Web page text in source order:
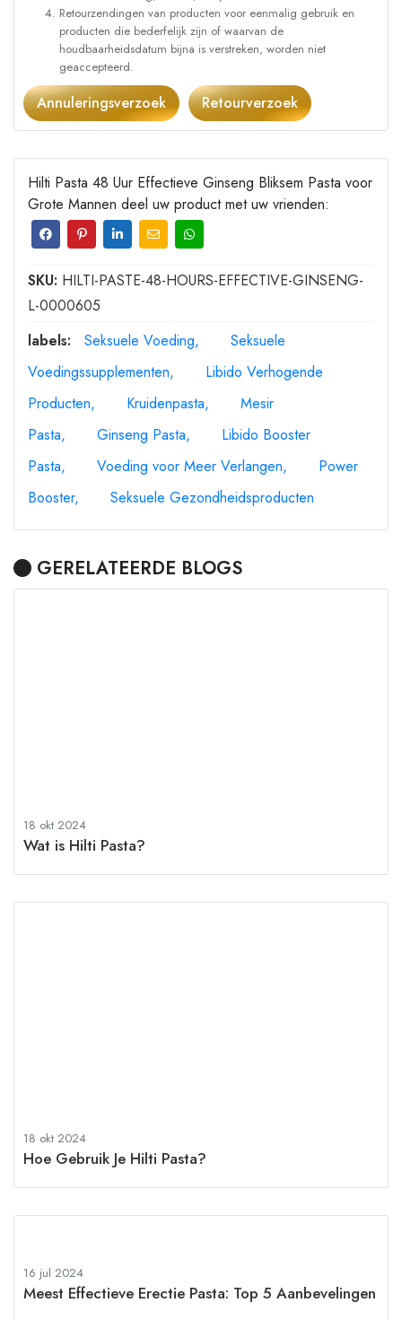
Retourzendingen van producten voor eenmalig gebruik en
producten die bederfelijk zijn of waarvan de
houdbaarheidsdatum bijna is verstreken, worden niet
geaccepteerd.
Annuleringsverzoek Retourverzoek
Hilti Pasta 48 Uur Effectieve Ginseng Bliksem Pasta voor
Grote Mannen deel uw product met uw vrienden:
SKU: HILTI-PASTE-48-HOURS-EFFECTIVE-GINSENG-
L-0000605
labels:
Seksuele Voeding
Seksuele
Voedingssupplementen
Libido Verhogende
Producten
Kruidenpasta
Mesir
Pasta
Ginseng Pasta
Libido Booster
Pasta
Voeding voor Meer Verlangen
Power
Booster
Seksuele Gezondheidsproducten
GERELATEERDE BLOGS
18 okt 2024
Wat is Hilti Pasta?
18 okt 2024
Hoe Gebruik Je Hilti Pasta?
16 jul 2024
Meest Effectieve Erectie Pasta: Top 5 Aanbevelingen